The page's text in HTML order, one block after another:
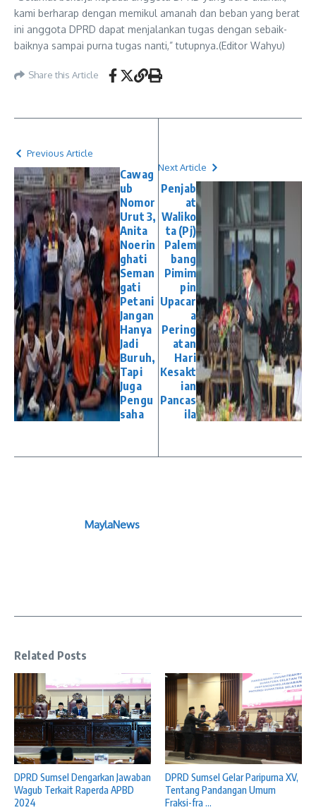
kami berharap dengan memikul amanah dan beban yang berat
ini anggota DPRD dapat menjalankan tugas dengan sebaik-
baiknya sampai purna tugas nanti,” tutupnya.(Editor Wahyu)
Share this Article
Previous Article
Cawag
ub
Nomor
Urut 3,
Anita
Noerin
ghati
Seman
gati
Petani
Jangan
Hanya
Jadi
Buruh,
Tapi
Juga
Pengu
saha
Next Article
Penjab
at
Waliko
ta (Pj)
Palem
bang
Pimim
pin
Upacar
a
Pering
atan
Hari
Kesakt
ian
Pancas
ila
MaylaNews
Related Posts
DPRD Sumsel Dengarkan Jawaban
Wagub Terkait Raperda APBD
2024
DPRD Sumsel Gelar Paripurna XV,
Tentang Pandangan Umum
Fraksi-fra ...